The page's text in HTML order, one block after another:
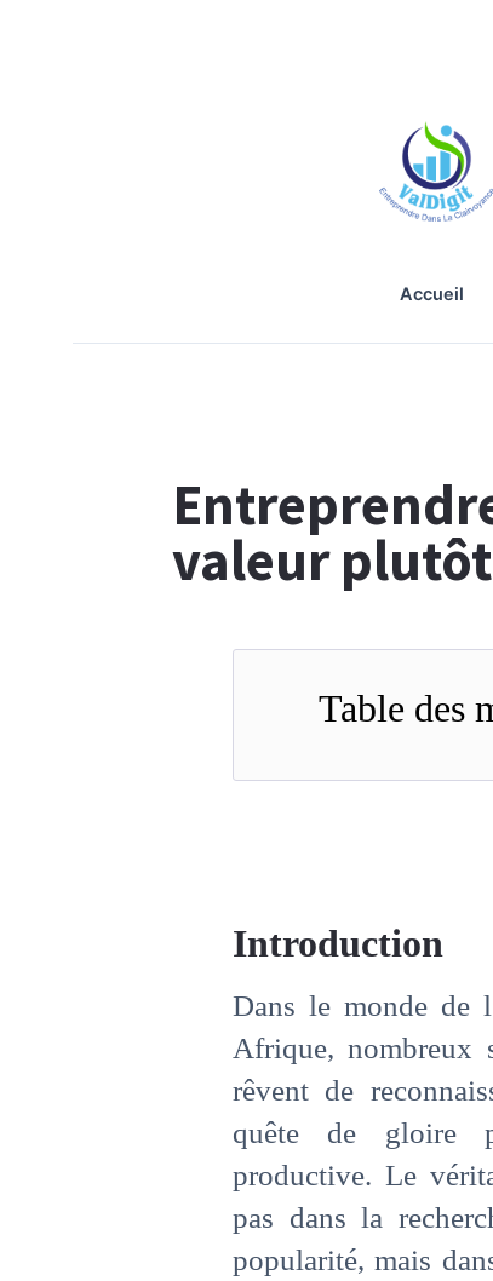
accueil
valeur
Table des
Introduction
Dans le monde de
Afrique, nombreux
rêvent de
quête de gloire
productive. Le
pas dans la
popularité, mais